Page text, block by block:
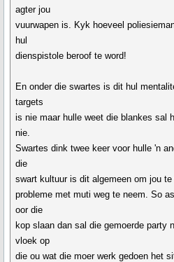
agter jou
vuurwapen is. Kyk hoeveel
hul
dienspistole beroof te word!
En onder die swartes is dit hul
targets
is nie maar hulle weet die blankes sal
nie.
Swartes dink twee keer voor hulle 'n
die
swart kultuur is dit algemeen om jou
probleme met muti weg te neem. So
oor die
kop slaan dan sal die gemoerde party
vloek op
die ou wat die moer werk gedoen het